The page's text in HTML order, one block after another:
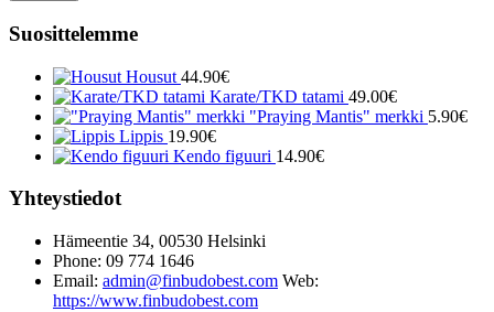
Suosittelemme
Housut 44.90€
Karate/TKD tatami 49.00€
"Praying Mantis" merkki 5.90€
Lippis 19.90€
Kendo figuuri 14.90€
Yhteystiedot
Hämeentie 34, 00530 Helsinki
Phone: 09 774 1646
Email: admin@finbudobest.com Web:
https://www.finbudobest.com